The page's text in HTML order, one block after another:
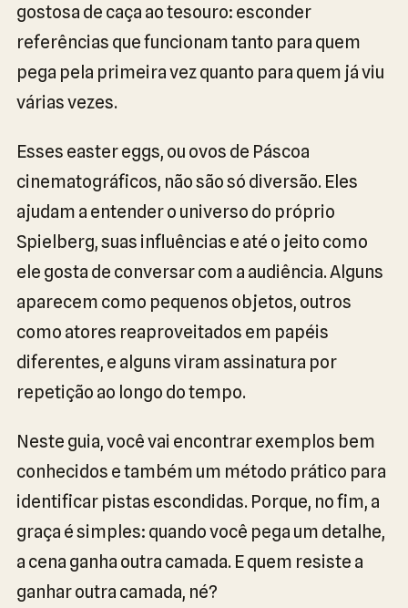
gostosa de caça ao tesouro: esconder
referências que funcionam tanto para quem
pega pela primeira vez quanto para quem já viu
várias vezes.
Esses easter eggs, ou ovos de Páscoa
cinematográficos, não são só diversão. Eles
ajudam a entender o universo do próprio
Spielberg, suas influências e até o jeito como
ele gosta de conversar com a audiência. Alguns
aparecem como pequenos objetos, outros
como atores reaproveitados em papéis
diferentes, e alguns viram assinatura por
repetição ao longo do tempo.
Neste guia, você vai encontrar exemplos bem
conhecidos e também um método prático para
identificar pistas escondidas. Porque, no fim, a
graça é simples: quando você pega um detalhe,
a cena ganha outra camada. E quem resiste a
ganhar outra camada, né?